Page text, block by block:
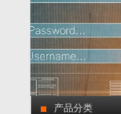
产品分类